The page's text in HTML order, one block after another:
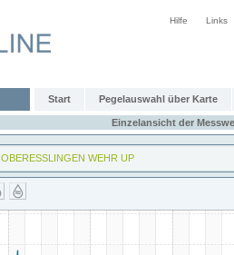
Hilfe Links
Start Pegelauswahl über Karte
Einzelansicht der
OBERESSLINGEN WEHR UP